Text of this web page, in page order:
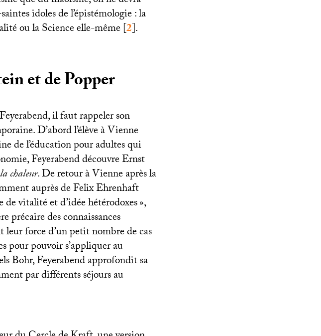
idoles de l’épistémologie : la
ou la Science elle-même[2].
et de Popper
il faut rappeler son
D’abord l’élève à Vienne
de l’éducation pour adultes qui
Feyerabend découvre Ernst
chaleur. De retour à Vienne après la
auprès de Felix Ehrenhaft
vitalité et d’idée hétérodoxes»,
précaire des connaissances
force d’un petit nombre de cas
pouvoir s’appliquer au
Bohr, Feyerabend approfondit sa
par différents séjours au